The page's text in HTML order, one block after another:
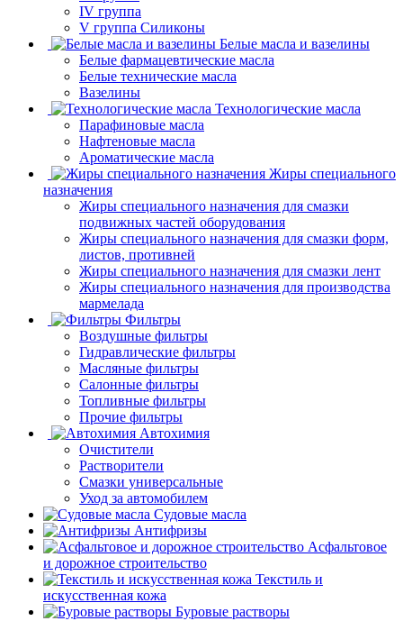
IV группа
V группа Силиконы
Белые масла и вазелины
Белые фармацевтические масла
Белые технические масла
Вазелины
Технологические масла
Парафиновые масла
Нафтеновые масла
Ароматические масла
Жиры специального
назначения
Жиры специального назначения для смазки
подвижных частей оборудования
Жиры специального назначения для смазки форм,
листов, противней
Жиры специального назначения для смазки лент
Жиры специального назначения для производства
мармелада
Фильтры
Воздушные фильтры
Гидравлические фильтры
Масляные фильтры
Салонные фильтры
Топливные фильтры
Прочие фильтры
Автохимия
Очистители
Растворители
Смазки универсальные
Уход за автомобилем
Судовые масла
Антифризы
Асфальтовое
и дорожное строительство
Текстиль и
искусственная кожа
Буровые растворы